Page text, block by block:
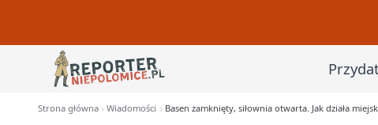
Strona główna Wiadomości Basen zamknięty, siłownia otwarta. Jak działa